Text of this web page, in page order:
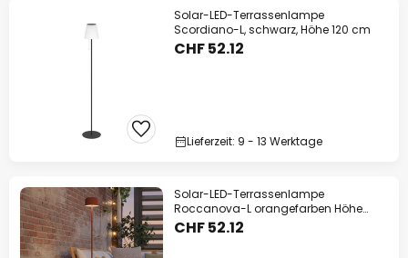
Solar-LED-Terrassenlampe
Scordiano-L, schwarz, Höhe 120 cm
CHF 52.12
Lieferzeit: 9 - 13 Werktage
Solar-LED-Terrassenlampe
Roccanova-L orangefarben Höhe
120cm
CHF 52.12